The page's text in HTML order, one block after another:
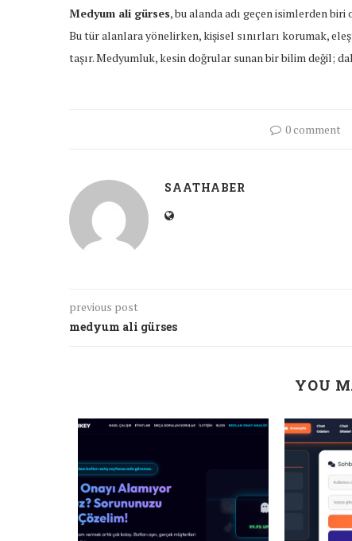
Medyum ali gürses, bu alanda adı geçen isimlerden
Bu tür alanlara yönelirken, kişisel sınırları korumak,
taşır. Medyumluk, kesin doğrular sunan bir bilim değil;
0 comment
SAATHABER
previous post
medyum ali gürses
YOU